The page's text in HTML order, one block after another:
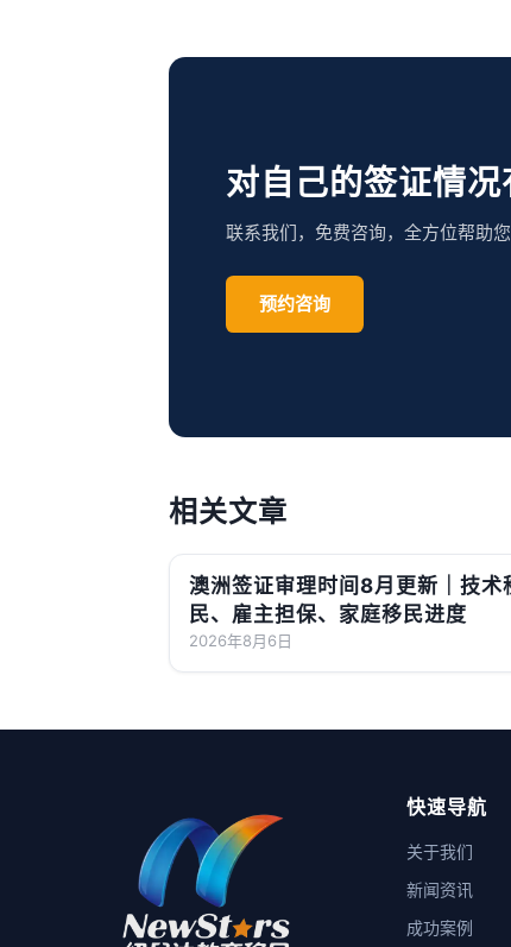
对自己的签证情况
联系我们，免费咨询，全方位帮助
预约咨询
相关文章
澳洲签证审理时间8月更新｜技术
民、雇主担保、家庭移民进度
2026年8月6日
快速导航
关于我们
新闻资讯
成功案例